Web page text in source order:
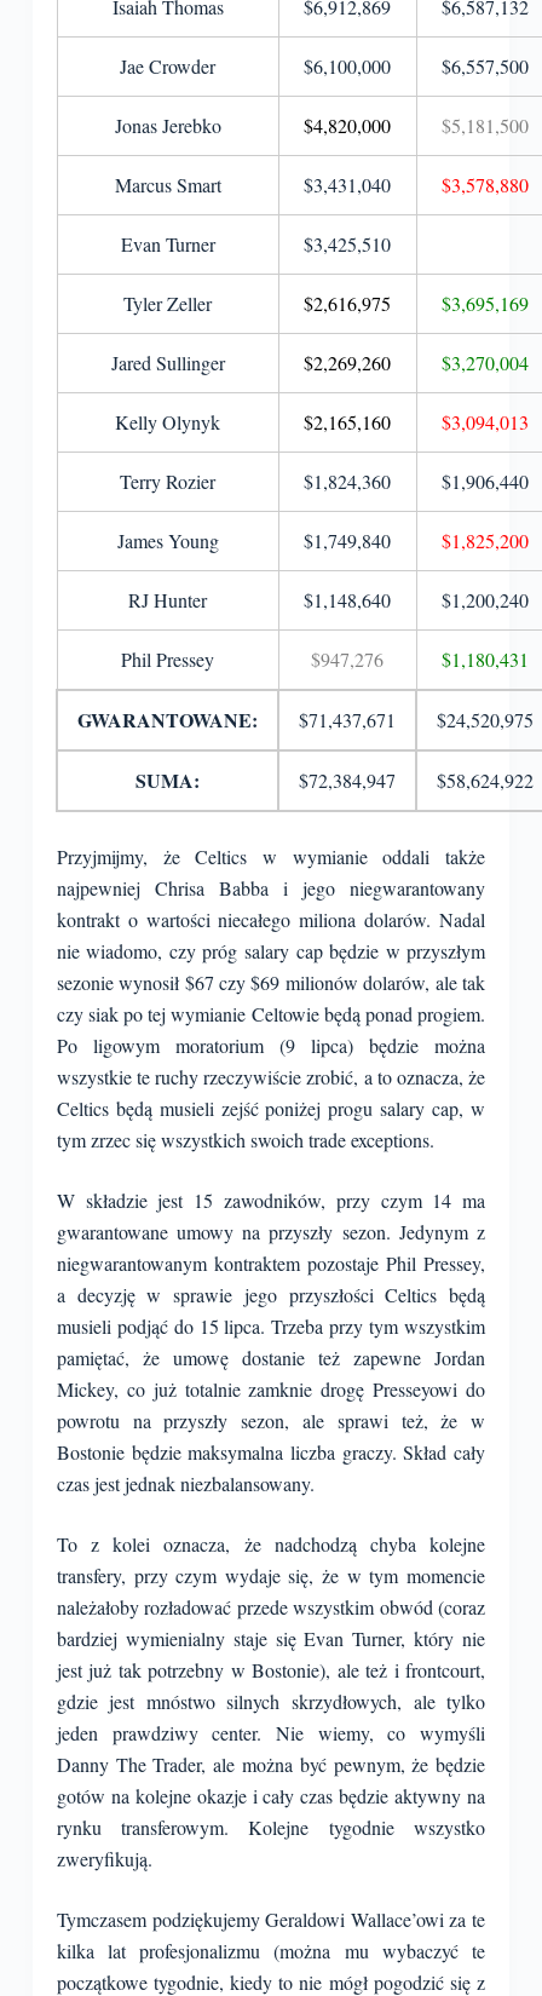
Isaiah Thomas $6,912,869 $6,587,132
Jae Crowder $6,100,000 $6,557,500
Jonas Jerebko $4,820,000 $5,181,500
Marcus Smart $3,431,040 $3,578,880
Evan Turner $3,425,510
Tyler Zeller $2,616,975 $3,695,169
Jared Sullinger $2,269,260 $3,270,004
Kelly Olynyk $2,165,160 $3,094,013
Terry Rozier $1,824,360 $1,906,440
James Young $1,749,840 $1,825,200
RJ Hunter $1,148,640 $1,200,240
Phil Pressey $947,276 $1,180,431
GWARANTOWANE: $71,437,671 $24,520,975
SUMA: $72,384,947 $58,624,922
Przyjmijmy, że Celtics w wymianie oddali także
najpewniej Chrisa Babba i jego niegwarantowany
kontrakt o wartości niecałego miliona dolarów. Nadal
nie wiadomo, czy próg salary cap będzie w przyszłym
sezonie wynosił $67 czy $69 milionów dolarów, ale tak
czy siak po tej wymianie Celtowie będą ponad progiem.
Po ligowym moratorium (9 lipca) będzie można
wszystkie te ruchy rzeczywiście zrobić, a to oznacza, że
Celtics będą musieli zejść poniżej progu salary cap, w
tym zrzec się wszystkich swoich trade exceptions.
W składzie jest 15 zawodników, przy czym 14 ma
gwarantowane umowy na przyszły sezon. Jedynym z
niegwarantowanym kontraktem pozostaje Phil Pressey,
a decyzję w sprawie jego przyszłości Celtics będą
musieli podjąć do 15 lipca. Trzeba przy tym wszystkim
pamiętać, że umowę dostanie też zapewne Jordan
Mickey, co już totalnie zamknie drogę Presseyowi do
powrotu na przyszły sezon, ale sprawi też, że w
Bostonie będzie maksymalna liczba graczy. Skład cały
czas jest jednak niezbalansowany.
To z kolei oznacza, że nadchodzą chyba kolejne
transfery, przy czym wydaje się, że w tym momencie
należałoby rozładować przede wszystkim obwód (coraz
bardziej wymienialny staje się Evan Turner, który nie
jest już tak potrzebny w Bostonie), ale też i frontcourt,
gdzie jest mnóstwo silnych skrzydłowych, ale tylko
jeden prawdziwy center. Nie wiemy, co wymyśli
Danny The Trader, ale można być pewnym, że będzie
gotów na kolejne okazje i cały czas będzie aktywny na
rynku transferowym. Kolejne tygodnie wszystko
zweryfikują.
Tymczasem podziękujemy Geraldowi Wallace’owi za te
kilka lat profesjonalizmu (można mu wybaczyć te
początkowe tygodnie, kiedy to nie mógł pogodzić się z